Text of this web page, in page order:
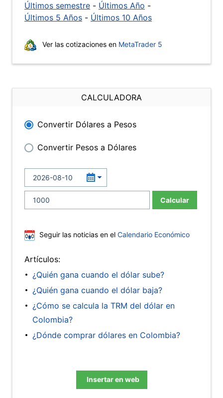
Últimos semestre - Últimos Año -
Últimos 5 Años - Últimos 10 Años
Ver las cotizaciones en MetaTrader 5
CALCULADORA
Convertir Dólares a Pesos
Convertir Pesos a Dólares
Calcular
Seguir las noticias en el Calendario Económico
Artículos:
¿Quién gana cuando el dólar sube?
¿Quién gana cuando el dólar baja?
¿Cómo se calcula la TRM del dólar en
Colombia?
¿Dónde comprar dólares en Colombia?
Insertar en web